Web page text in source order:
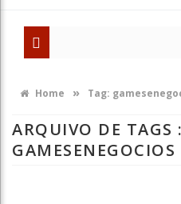
Home » Tag:
ARQUIVO DE TAGS :
GAMESENEGOCIOS